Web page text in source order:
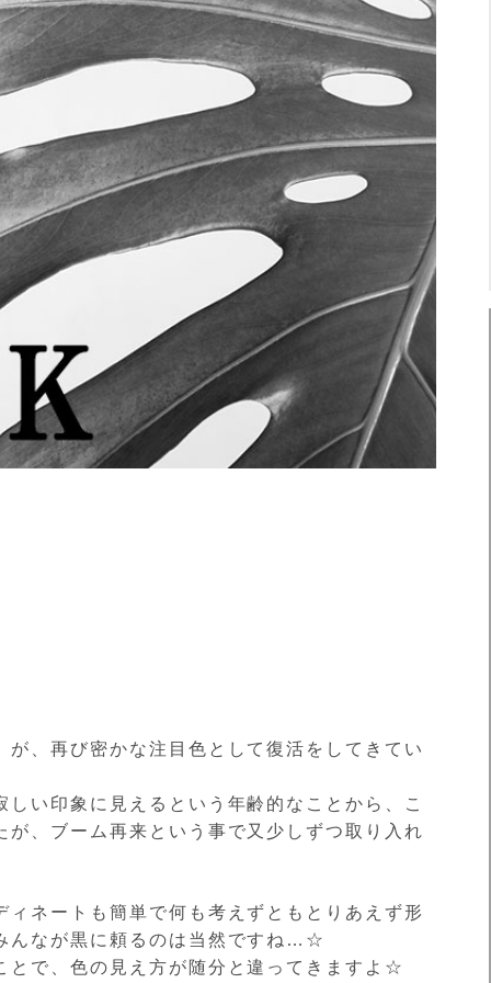
、再び密かな注目色として復活をしてきてい
い印象に見えるという年齢的なことから、こ
、ブーム再来という事で又少しずつ取り入れ
ネートも簡単で何も考えずともとりあえず形
んなが黒に頼るのは当然ですね…☆
とで、色の見え方が随分と違ってきますよ☆